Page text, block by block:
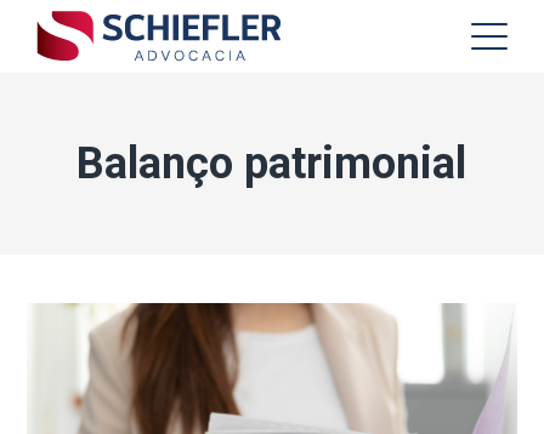
Balanço patrimonial